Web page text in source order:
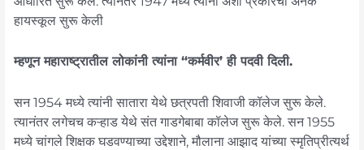
हायस्कूल सुरू केली
म्हणून महाराष्ट्रातील लोकांनी त्यांना “कर्मवीर’ ही पदवी दिली.
सन 1954 मध्ये त्यांनी सातारा येथे छत्रपती शिवाजी कॉलेज सुरू केले.
त्यानंतर लगेचच कऱ्हाड येथे संत गाडगेबाबा कॉलेज सुरू केले. सन 1955
मध्ये चांगले शिक्षक घडवण्याच्या उद्देशाने, मौलाना आझाद यांच्या स्मृतिप्रीत्यर्थ